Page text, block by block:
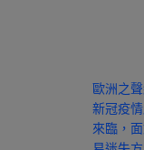
歐洲之
新冠疫
來臨，